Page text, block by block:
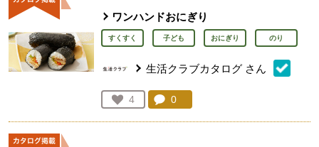
ワンハンドおにぎり
すくすく 子ども おにぎり のり
生活クラブカタログ さん
お気に入り登録：
4
人が登録
コメント：
0